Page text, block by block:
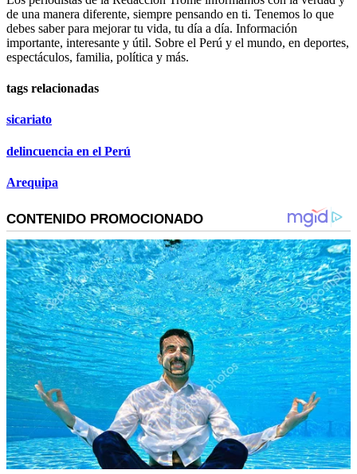
de una manera diferente, siempre pensando en ti. Tenemos lo que
debes saber para mejorar tu vida, tu día a día. Información
importante, interesante y útil. Sobre el Perú y el mundo, en deportes,
espectáculos, familia, política y más.
tags relacionadas
sicariato
delincuencia en el Perú
Arequipa